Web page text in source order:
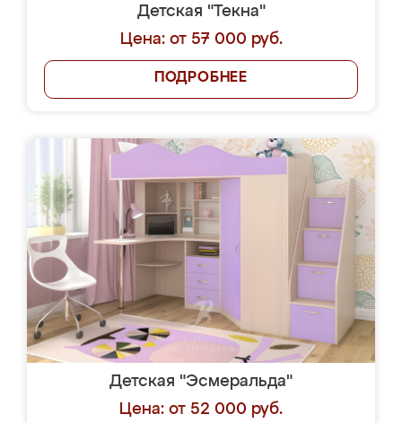
Детская "Текна"
Цена: от 57 000 руб.
ПОДРОБНЕЕ
Детская "Эсмеральда"
Цена: от 52 000 руб.